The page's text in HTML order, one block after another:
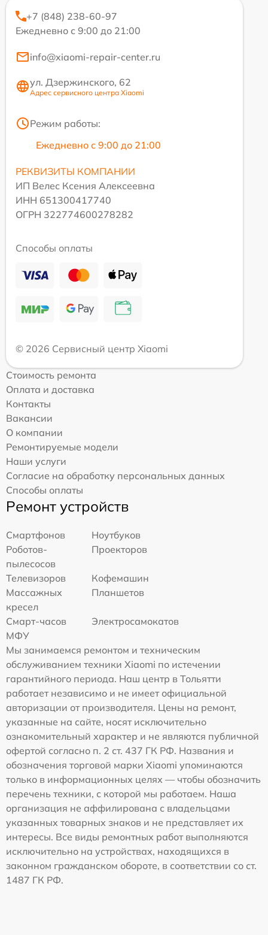
+7 (848) 238-60-97
Ежедневно с 9:00 до 21:00
info@xiaomi-repair-center.ru
ул. Дзержинского, 62
Адрес сервисного центра Xiaomi
Режим работы:
Ежедневно с 9:00 до 21:00
РЕКВИЗИТЫ КОМПАНИИ
ИП Велес Ксения Алексеевна
ИНН 651300417740
ОГРН 322774600278282
Способы оплаты
© 2026 Сервисный центр Xiaomi
Стоимость ремонта
Оплата и доставка
Контакты
Вакансии
О компании
Ремонтируемые модели
Наши услуги
Согласие на обработку персональных данных
Способы оплаты
Ремонт устройств
Смартфонов
Ноутбуков
Роботов-
пылесосов
Проекторов
Телевизоров
Кофемашин
Массажных
кресел
Планшетов
Смарт-часов
Электросамокатов
МФУ
Мы занимаемся ремонтом и техническим
обслуживанием техники Xiaomi по истечении
гарантийного периода. Наш центр в Тольятти
работает независимо и не имеет официальной
авторизации от производителя. Цены на ремонт,
указанные на сайте, носят исключительно
ознакомительный характер и не являются публичной
офертой согласно п. 2 ст. 437 ГК РФ. Названия и
обозначения торговой марки Xiaomi упоминаются
только в информационных целях — чтобы обозначить
перечень техники, с которой мы работаем. Наша
организация не аффилирована с владельцами
указанных товарных знаков и не представляет их
интересы. Все виды ремонтных работ выполняются
исключительно на устройствах, находящихся в
законном гражданском обороте, в соответствии со ст.
1487 ГК РФ.